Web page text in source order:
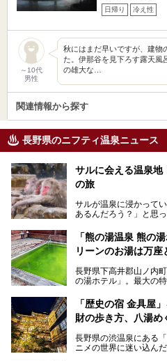
日帰り 冷え性
～10代
男性
秋にはまだ早いですが、建物
た。伊那谷を見下ろす露天風
の雄大な…
関連情報から探す
長野県のニフティ温泉ニュース
サルに会える温泉地
の旅
サルが温泉に浸かって
あるんだろう？」と思
この微笑ましい光景は
見られるもので、野生
を間近で観察できます
本記事では、地獄谷野
との関係性、地獄谷周
ので、野生のサルを観
て楽しみたい人は、ぜ
「熊の湯温泉 熊の
リーンのお湯は万座
長野県下高井郡山ノ内
の湯ホテル」。最大の
リピートするファンも
しみたい極上の温泉を
「歴史の宿 金具屋
財の歩き方、八湯め
長野県の渋温泉にある
ニメの世界に迷い込ん